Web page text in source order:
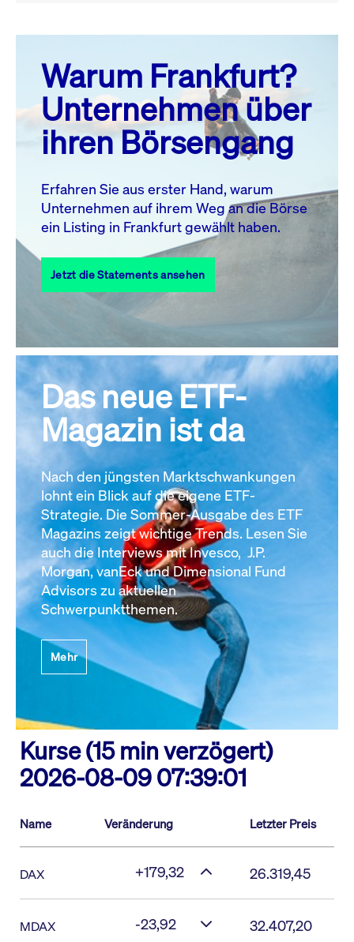
August 26
MO. DI. MI. DO. FR. SA. SO.
1
2
3
4 5 6 7 8
10 11 13 14
17
18 19 20 21 22
23
27 28
31
Alle Events
Warum Frankfurt?
Unternehmen über
ihren Börsengang
Erfahren Sie aus erster Hand, warum
Unternehmen auf ihrem Weg an die Börse
ein Listing in Frankfurt gewählt haben.
Jetzt die Statements ansehen
Das neue ETF-
Magazin ist da
Nach den jüngsten Marktschwankungen
lohnt ein Blick auf die eigene ETF-
Strategie. Die Sommer-Ausgabe des ETF
Magazins zeigt wichtige Trends. Lesen Sie
auch die Interviews mit Invesco, J.P.
Morgan, vanEck und Dimensional Fund
Advisors zu aktuellen
Schwerpunktthemen.
Mehr
Kurse (15 min verzögert)
2026-08-09 07:39:01
Name Veränderung Letzter Preis
DAX +179,32 26.319,45
MDAX -23,92 32.407,20